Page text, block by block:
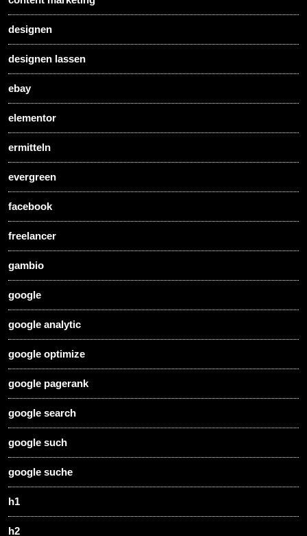
designen
designen lassen
ebay
elementor
ermitteln
evergreen
facebook
freelancer
gambio
google
google analytic
google optimize
google pagerank
google search
google such
google suche
h1
h2